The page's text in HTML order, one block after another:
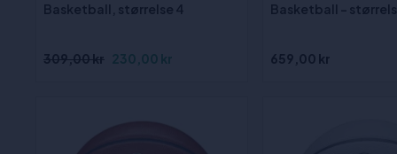
Basketball, størrelse 4
309,00 kr 230,00 kr
Basketball -
659,00 kr